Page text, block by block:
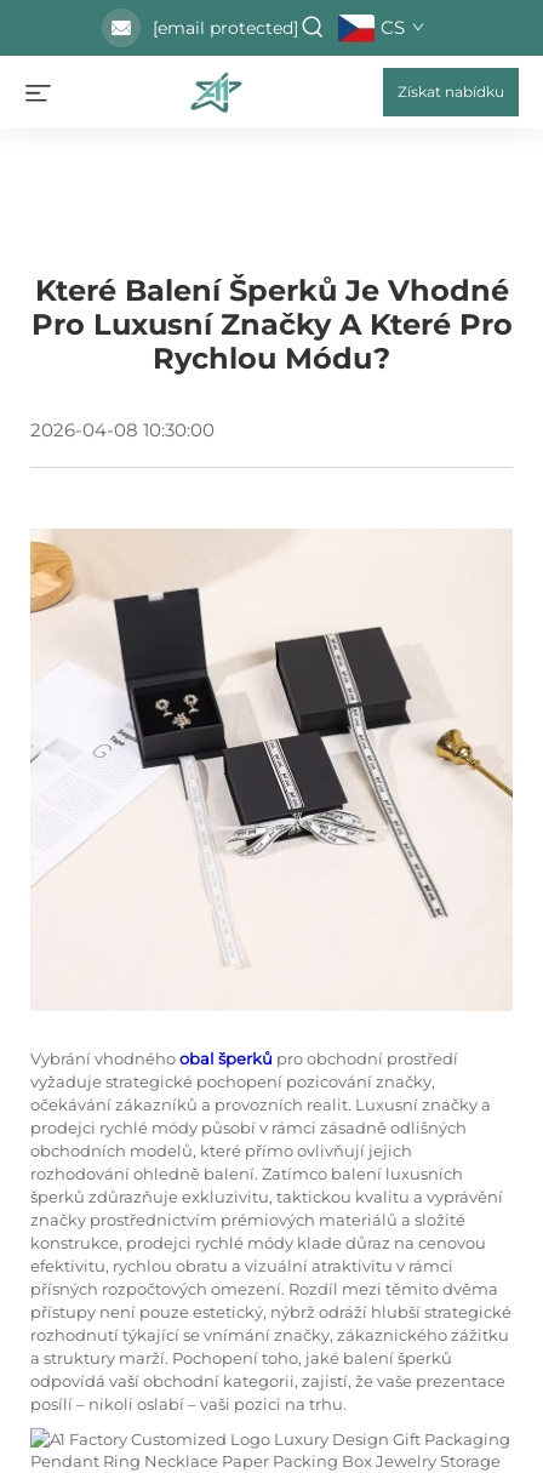
[email protected] CS
Získat nabídku
Které Balení Šperků Je Vhodné
Pro Luxusní Značky A Které Pro
Rychlou Módu?
2026-04-08 10:30:00
Vybrání vhodnéhoobal šperků pro obchodní prostředí
vyžaduje strategické pochopení pozicování značky,
očekávání zákazníků a provozních realit. Luxusní značky a
prodejci rychlé módy působí v rámci zásadně odlišných
obchodních modelů, které přímo ovlivňují jejich
rozhodování ohledně balení. Zatímco balení luxusních
šperků zdůrazňuje exkluzivitu, taktickou kvalitu a vyprávění
značky prostřednictvím prémiových materiálů a složité
konstrukce, prodejci rychlé módy klade důraz na cenovou
efektivitu, rychlou obratu a vizuální atraktivitu v rámci
přísných rozpočtových omezení. Rozdíl mezi těmito dvěma
přístupy není pouze estetický, nýbrž odráží hlubší strategické
rozhodnutí týkající se vnímání značky, zákaznického zážitku
a struktury marží. Pochopení toho, jaké balení šperků
odpovídá vaší obchodní kategorii, zajistí, že vaše prezentace
posílí – nikoli oslabí – vaši pozici na trhu.